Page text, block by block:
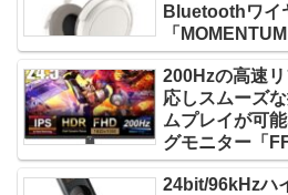
Bluetoothワイ
「
200Hzの高速
応しスムーズ
ムプレイが可
グモニター「
24bit/96kHzハ